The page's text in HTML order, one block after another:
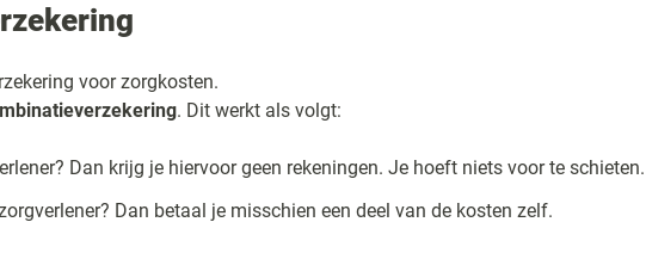
voor zorgkosten.
. Dit werkt als volgt:
Dan krijg je hiervoor geen rekeningen. Je hoeft niets voor te schieten.
Dan betaal je misschien een deel van de kosten zelf.